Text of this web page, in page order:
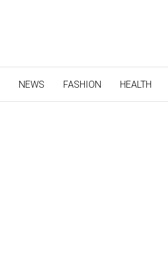
NEWS (CURRENT)
FASHION HEALTH